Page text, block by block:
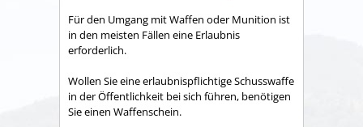
Für den Umgang mit Waffen oder Munition ist
in den meisten Fällen eine Erlaubnis
erforderlich.
Wollen Sie eine erlaubnispflichtige Schusswaffe
in der Öffentlichkeit bei sich führen, benötigen
Sie einen Waffenschein.